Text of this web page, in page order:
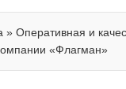
» Оперативная и
«Флагман»